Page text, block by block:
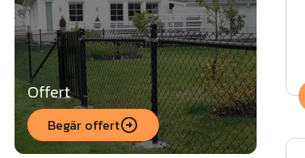
Offert
Begär offert